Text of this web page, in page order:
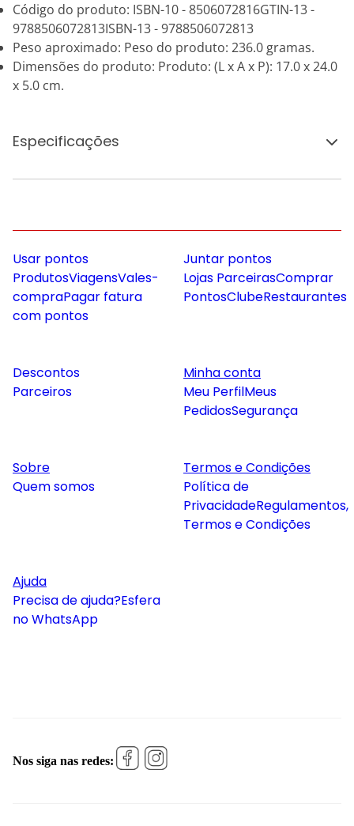
Código do produto: ISBN-10 - 8506072816GTIN-13 -
9788506072813ISBN-13 - 9788506072813
Peso aproximado: Peso do produto: 236.0 gramas.
Dimensões do produto: Produto: (L x A x P): 17.0 x 24.0
x 5.0 cm.
Especificações
Usar pontos
ProdutosViagensVales-
compraPagar fatura
com pontos
Juntar pontos
Lojas ParceirasComprar
PontosClubeRestaurantes
Descontos
Parceiros
Minha conta
Meu PerfilMeus
PedidosSegurança
Sobre
Quem somos
Termos e Condições
Política de
PrivacidadeRegulamentos,
Termos e Condições
Ajuda
Precisa de ajuda?Esfera
no WhatsApp
Nos siga nas redes: